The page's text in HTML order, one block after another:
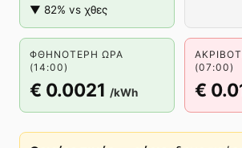
▼ 82% vs χθες
ΦΘΗΝΌΤΕΡΗ ΏΡΑ
(14:00)
€ 0.0021 /kWh
(07:00)
€